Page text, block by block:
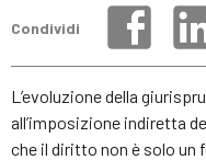
Condividi
L’evoluzione della
all’imposizione indiretta
che il diritto non è solo un